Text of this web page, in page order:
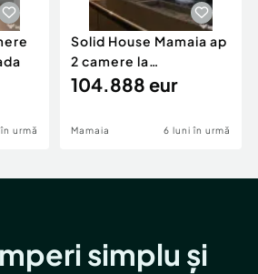
urmă
Solid House Mamaia ap
2 camere la
cheie,langa Mega
104.888 eur
Mamaia 6 luni în urmă
simplu și